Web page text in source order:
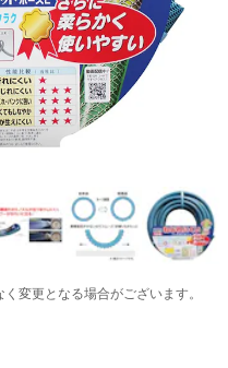
変更となる場合がございます。